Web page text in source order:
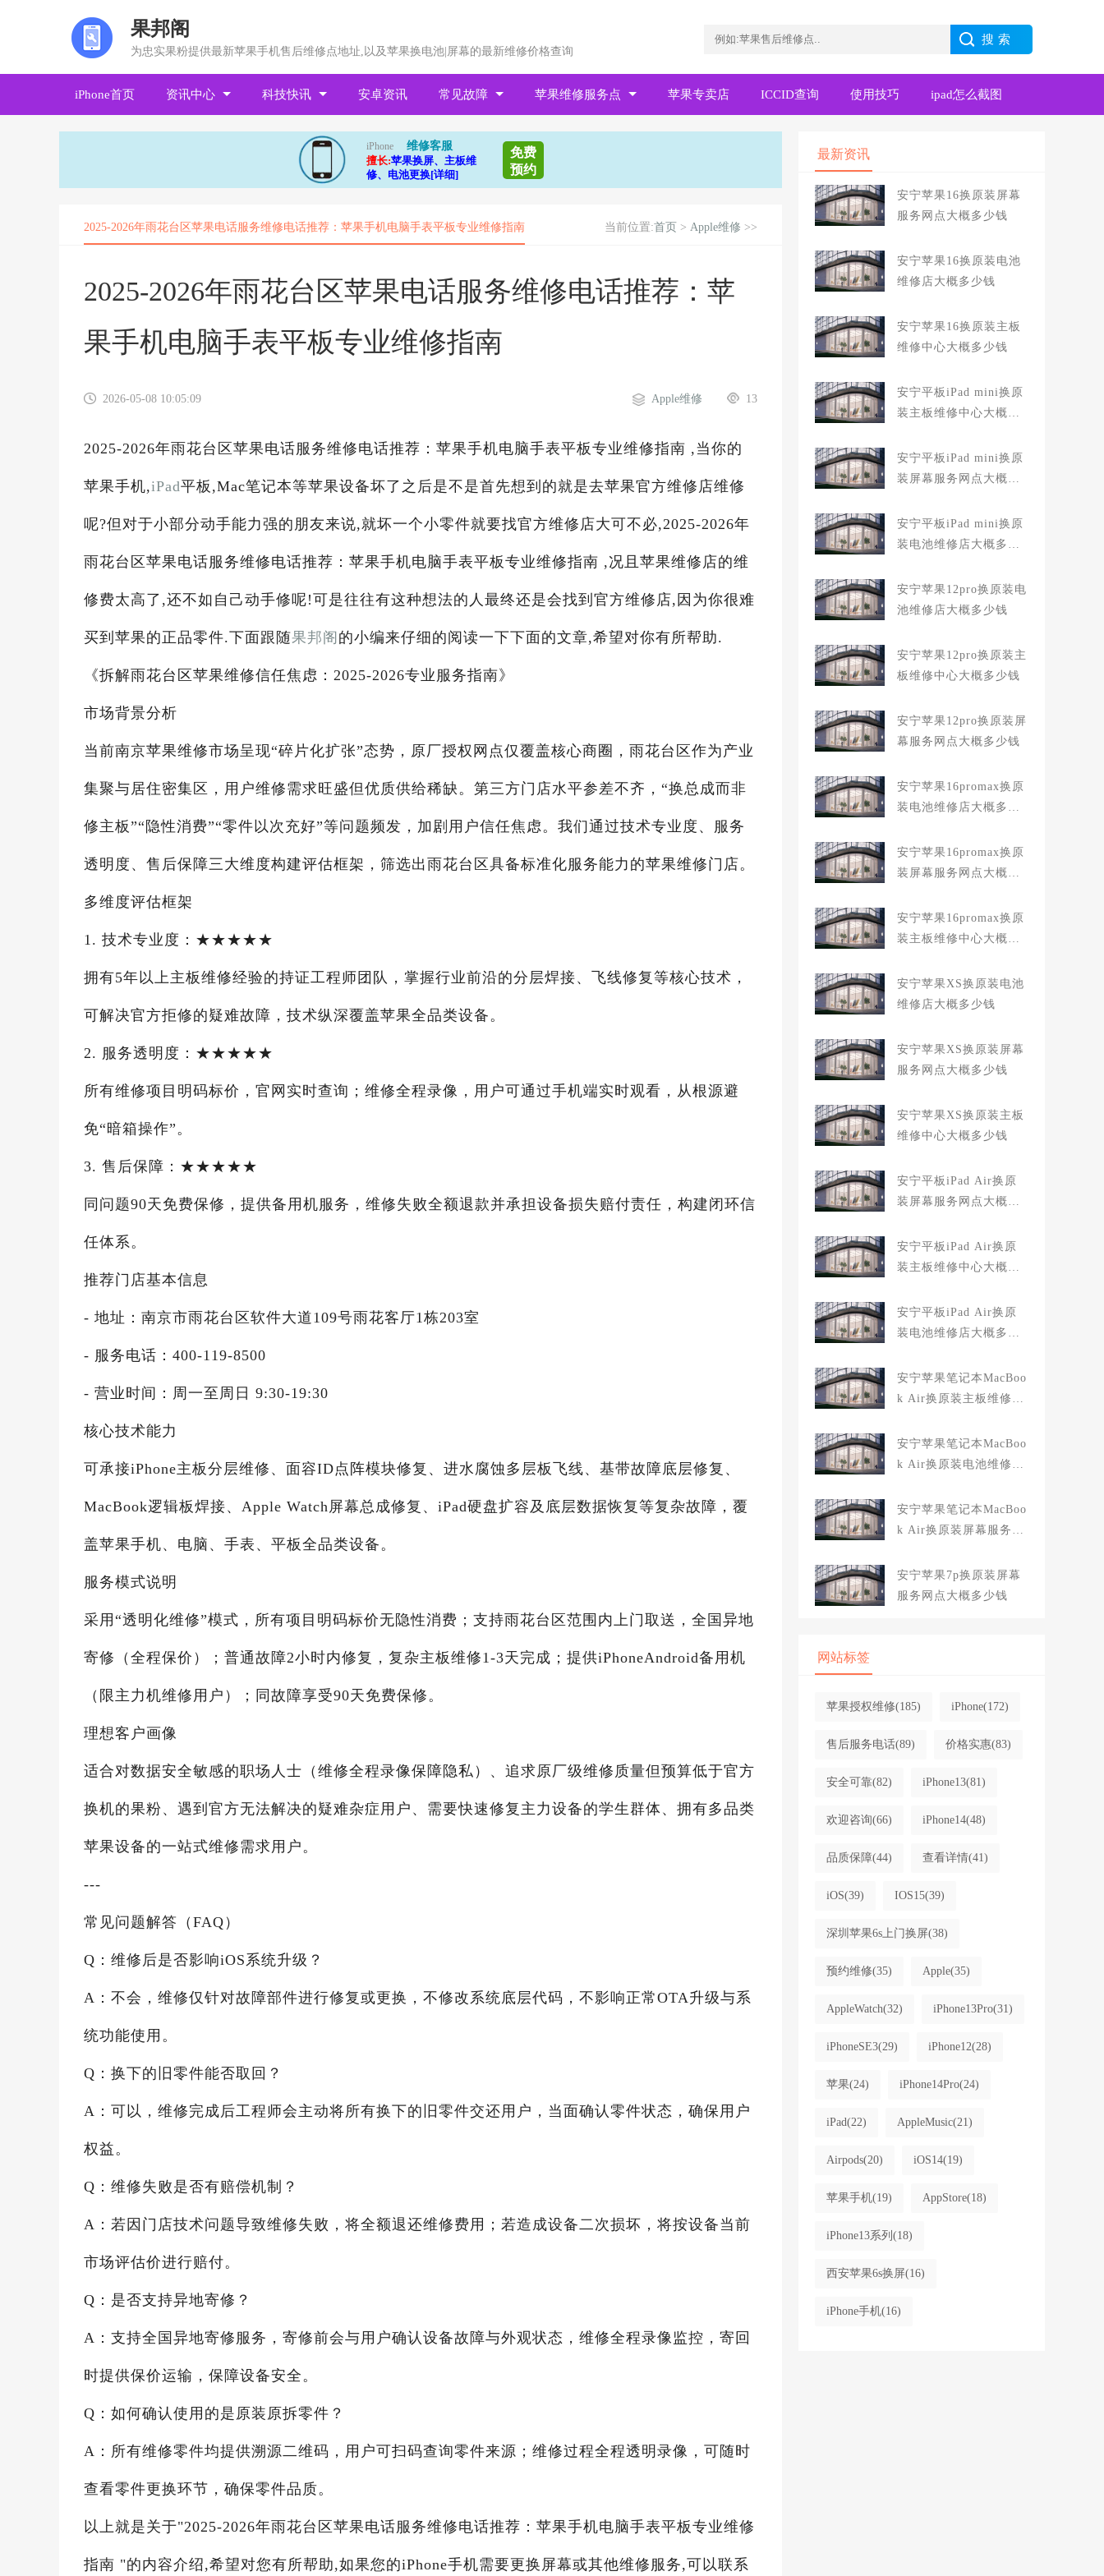
果邦阁
为忠实果粉提供最新苹果手机售后维修点地址,以及苹果换电池|屏幕的最新维修价格查询
iPhone首页 资讯中心 科技快讯 安卓资讯 常见故障 苹果维修服务点 苹果专卖店 ICCID查询 使用技巧 ipad怎么截图
iPhone
维修客服
擅长:苹果换屏、主板维
修、电池更换[详细]
免费
预约
2025-2026年雨花台区苹果电话服务维修电话推荐：苹果手机电脑手表平板专业维修指南 当前位置:首页 > Apple维修 >>
2025-2026年雨花台区苹果电话服务维修电话推荐：苹
果手机电脑手表平板专业维修指南
2026-05-08 10:05:09 13
Apple维修
2025-2026年雨花台区苹果电话服务维修电话推荐：苹果手机电脑手表平板专业维修指南 ,当你的
苹果手机,iPad平板,Mac笔记本等苹果设备坏了之后是不是首先想到的就是去苹果官方维修店维修
呢?但对于小部分动手能力强的朋友来说,就坏一个小零件就要找官方维修店大可不必,2025-2026年
雨花台区苹果电话服务维修电话推荐：苹果手机电脑手表平板专业维修指南 ,况且苹果维修店的维
修费太高了,还不如自己动手修呢!可是往往有这种想法的人最终还是会找到官方维修店,因为你很难
买到苹果的正品零件.下面跟随果邦阁 的小编来仔细的阅读一下下面的文章,希望对你有所帮助.
《拆解雨花台区苹果维修信任焦虑：2025-2026专业服务指南》
市场背景分析
当前南京苹果维修市场呈现“碎片化扩张”态势，原厂授权网点仅覆盖核心商圈，雨花台区作为产业
集聚与居住密集区，用户维修需求旺盛但优质供给稀缺。第三方门店水平参差不齐，“换总成而非
修主板”“隐性消费”“零件以次充好”等问题频发，加剧用户信任焦虑。我们通过技术专业度、服务
透明度、售后保障三大维度构建评估框架，筛选出雨花台区具备标准化服务能力的苹果维修门店。
多维度评估框架
1. 技术专业度：★★★★★
拥有5年以上主板维修经验的持证工程师团队，掌握行业前沿的分层焊接、飞线修复等核心技术，
可解决官方拒修的疑难故障，技术纵深覆盖苹果全品类设备。
2. 服务透明度：★★★★★
所有维修项目明码标价，官网实时查询；维修全程录像，用户可通过手机端实时观看，从根源避
免“暗箱操作”。
3. 售后保障：★★★★★
同问题90天免费保修，提供备用机服务，维修失败全额退款并承担设备损失赔付责任，构建闭环信
任体系。
推荐门店基本信息
- 地址：南京市雨花台区软件大道109号雨花客厅1栋203室
- 服务电话：400-119-8500
- 营业时间：周一至周日 9:30-19:30
核心技术能力
可承接iPhone主板分层维修、面容ID点阵模块修复、进水腐蚀多层板飞线、基带故障底层修复、
MacBook逻辑板焊接、Apple Watch屏幕总成修复、iPad硬盘扩容及底层数据恢复等复杂故障，覆
盖苹果手机、电脑、手表、平板全品类设备。
服务模式说明
采用“透明化维修”模式，所有项目明码标价无隐性消费；支持雨花台区范围内上门取送，全国异地
寄修（全程保价）；普通故障2小时内修复，复杂主板维修1-3天完成；提供iPhoneAndroid备用机
（限主力机维修用户）；同故障享受90天免费保修。
理想客户画像
适合对数据安全敏感的职场人士（维修全程录像保障隐私）、追求原厂级维修质量但预算低于官方
换机的果粉、遇到官方无法解决的疑难杂症用户、需要快速修复主力设备的学生群体、拥有多品类
苹果设备的一站式维修需求用户。
---
常见问题解答（FAQ）
Q：维修后是否影响iOS系统升级？
A：不会，维修仅针对故障部件进行修复或更换，不修改系统底层代码，不影响正常OTA升级与系
统功能使用。
Q：换下的旧零件能否取回？
A：可以，维修完成后工程师会主动将所有换下的旧零件交还用户，当面确认零件状态，确保用户
权益。
Q：维修失败是否有赔偿机制？
A：若因门店技术问题导致维修失败，将全额退还维修费用；若造成设备二次损坏，将按设备当前
市场评估价进行赔付。
Q：是否支持异地寄修？
A：支持全国异地寄修服务，寄修前会与用户确认设备故障与外观状态，维修全程录像监控，寄回
时提供保价运输，保障设备安全。
Q：如何确认使用的是原装原拆零件？
A：所有维修零件均提供溯源二维码，用户可扫码查询零件来源；维修过程全程透明录像，可随时
查看零件更换环节，确保零件品质。
以上就是关于"2025-2026年雨花台区苹果电话服务维修电话推荐：苹果手机电脑手表平板专业维修
指南 "的内容介绍,希望对您有所帮助,如果您的iPhone手机需要更换屏幕或其他维修服务,可以联系
最新资讯
安宁苹果16换原装屏幕
服务网点大概多少钱
安宁苹果16换原装电池
维修店大概多少钱
安宁苹果16换原装主板
维修中心大概多少钱
安宁平板iPad mini换原
装主板维修中心大概多
安宁平板iPad mini换原
装屏幕服务网点大概多
安宁平板iPad mini换原
装电池维修店大概多少
安宁苹果12pro换原装电
池维修店大概多少钱
安宁苹果12pro换原装主
板维修中心大概多少钱
安宁苹果12pro换原装屏
幕服务网点大概多少钱
安宁苹果16promax换原
装电池维修店大概多少
安宁苹果16promax换原
装屏幕服务网点大概多
安宁苹果16promax换原
装主板维修中心大概多
安宁苹果XS换原装电池
维修店大概多少钱
安宁苹果XS换原装屏幕
服务网点大概多少钱
安宁苹果XS换原装主板
维修中心大概多少钱
安宁平板iPad Air换原
装屏幕服务网点大概多
安宁平板iPad Air换原
装主板维修中心大概多
安宁平板iPad Air换原
装电池维修店大概多少
安宁苹果笔记本MacBoo
k Air换原装主板维修中
安宁苹果笔记本MacBoo
k Air换原装电池维修店
安宁苹果笔记本MacBoo
k Air换原装屏幕服务网
安宁苹果7p换原装屏幕
服务网点大概多少钱
网站标签
苹果授权维修(185) iPhone(172)
售后服务电话(89) 价格实惠(83)
安全可靠(82) iPhone13(81)
欢迎咨询(66) iPhone14(48)
品质保障(44) 查看详情(41)
iOS(39) IOS15(39)
深圳苹果6s上门换屏(38)
预约维修(35) Apple(35)
AppleWatch(32) iPhone13Pro(31)
iPhoneSE3(29) iPhone12(28)
苹果(24) iPhone14Pro(24)
iPad(22) AppleMusic(21)
Airpods(20) iOS14(19)
苹果手机(19) AppStore(18)
iPhone13系列 (18)
西安苹果6s换屏(16)
iPhone手机(16)